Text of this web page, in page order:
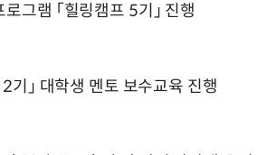
로그램 「힐링캠프 5기」 진행
2기」 대학생 멘토 보수교육 진행